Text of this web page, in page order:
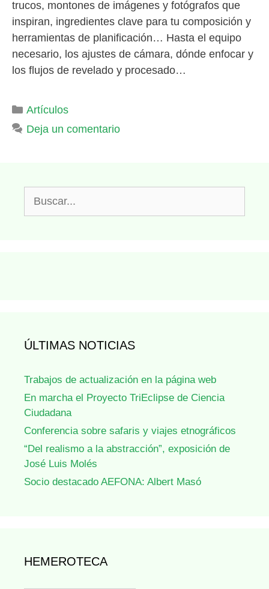
trucos, montones de imágenes y fotógrafos que
inspiran, ingredientes clave para tu composición y
herramientas de planificación… Hasta el equipo
necesario, los ajustes de cámara, dónde enfocar y
los flujos de revelado y procesado…
Categorías
Artículos
Deja un comentario
ÚLTIMAS NOTICIAS
Trabajos de actualización en la página web
En marcha el Proyecto TriEclipse de Ciencia
Ciudadana
Conferencia sobre safaris y viajes etnográficos
“Del realismo a la abstracción”, exposición de
José Luis Molés
Socio destacado AEFONA: Albert Masó
HEMEROTECA